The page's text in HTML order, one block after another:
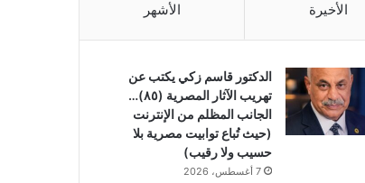
الأخيرة الأشهر
الدكتور قاسم زكي يكتب عن
تهريب الآثار المصرية (٨٥)…
الجانب المظلم من الإنترنت
(حيث تُباع توابيت مصرية بلا
حسيب ولا رقيب)
7 أغسطس، 2026